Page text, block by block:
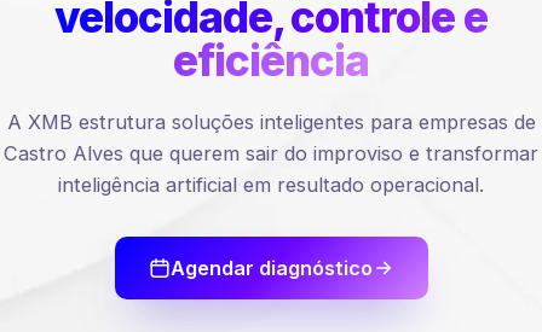
velocidade, controle e
eficiência
A XMB estrutura soluções inteligentes para empresas de
Castro Alves que querem sair do improviso e transformar
inteligência artificial em resultado operacional.
Agendar diagnóstico